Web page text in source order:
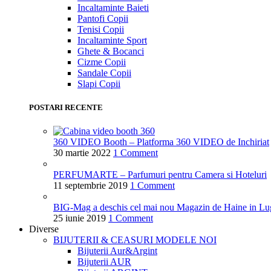
Incaltaminte Baieti
Pantofi Copii
Tenisi Copii
Incaltaminte Sport
Ghete & Bocanci
Cizme Copii
Sandale Copii
Slapi Copii
POSTARI RECENTE
360 VIDEO Booth – Platforma 360 VIDEO de Inchiriat
30 martie 2022 1 Comment
PERFUMARTE – Parfumuri pentru Camera si Hoteluri
11 septembrie 2019 1 Comment
BIG-Mag a deschis cel mai nou Magazin de Haine in
25 iunie 2019 1 Comment
Diverse
BIJUTERII & CEASURI MODELE NOI
Bijuterii Aur&Argint
Bijuterii AUR